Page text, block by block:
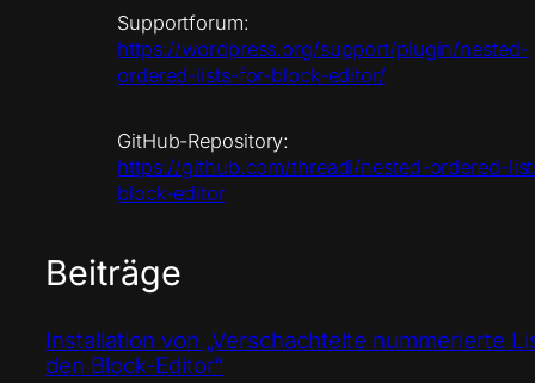
Supportforum:
https://wordpress.org/support/plugin/nested-
ordered-lists-for-block-editor/
GitHub-Repository:
https://github.com/threadi/nested-ordered-
block-editor
Beiträge
Installation von „Verschachtelte nummerierte
den Block-Editor“